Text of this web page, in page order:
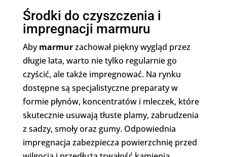
Środki do czyszczenia i
impregnacji marmuru
Abymarmurzachował piękny wygląd przez
długie lata, warto nie tylko regularnie go
czyścić, ale także impregnować. Na rynku
dostępne są specjalistyczne preparaty w
formie płynów, koncentratów i mleczek, które
skutecznie usuwają tłuste plamy, zabrudzenia
z sadzy, smoły oraz gumy. Odpowiednia
impregnacja zabezpiecza powierzchnię przed